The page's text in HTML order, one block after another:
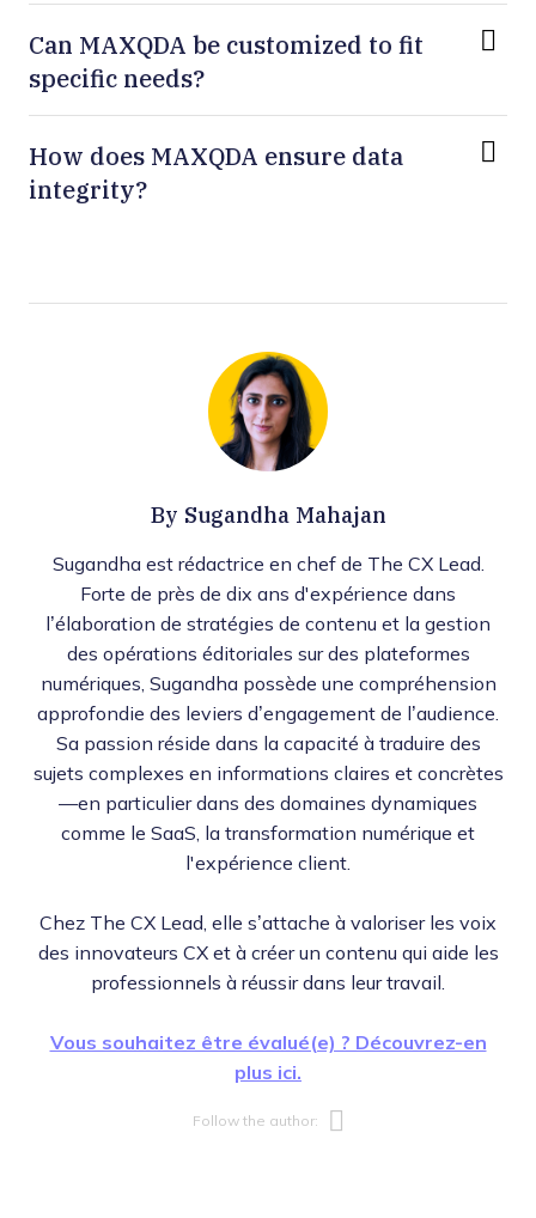
Can MAXQDA be customized to fit
specific needs?
How does MAXQDA ensure data
integrity?
By Sugandha Mahajan
Sugandha est rédactrice en chef de The CX Lead.
Forte de près de dix ans d'expérience dans
l’élaboration de stratégies de contenu et la gestion
des opérations éditoriales sur des plateformes
numériques, Sugandha possède une compréhension
approfondie des leviers d’engagement de l’audience.
Sa passion réside dans la capacité à traduire des
sujets complexes en informations claires et concrètes
—en particulier dans des domaines dynamiques
comme le SaaS, la transformation numérique et
l'expérience client.
Chez The CX Lead, elle s’attache à valoriser les voix
des innovateurs CX et à créer un contenu qui aide les
professionnels à réussir dans leur travail.
Vous souhaitez être évalué(e) ? Découvrez-en
plus ici.
Follow the author: